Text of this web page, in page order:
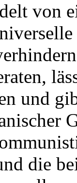
von
und
die